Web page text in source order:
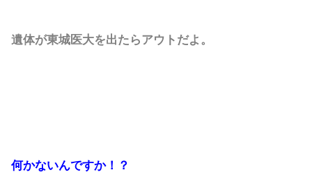
遺体が東城医大を出たらアウトだよ。
何かないんですか！？